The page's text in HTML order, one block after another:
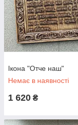
Ікона "Отче наш"
Немає в наявності
1 620 ₴